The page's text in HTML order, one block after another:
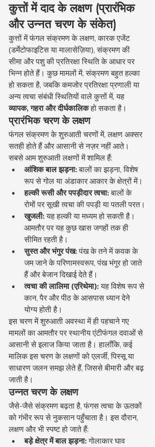
कुत्तों में दाद के लक्षण (प्रारंभिक
और उन्नत चरण के संकेत)
कुत्तों में फंगल संक्रमण के लक्षण, कारक एजेंट
(डर्मेटोफाइटिस या मालासेज़िया), संक्रमण की
सीमा और पशु की प्रतिरक्षा स्थिति के आधार पर
भिन्न होते हैं। कुछ मामलों में, संक्रमण बहुत हल्का
हो सकता है, जबकि कमजोर प्रतिरक्षा प्रणाली या
अन्य त्वचा संबंधी स्थितियों वाले कुत्तों में, यह
व्यापक, गहरा और दीर्घकालिक हो सकता है।
प्रारंभिक चरण के लक्षण
फंगल संक्रमण के शुरुआती चरणों में, लक्षण अक्सर
सतही होते हैं और आसानी से नज़र नहीं आते।
सबसे आम शुरुआती लक्षणों में शामिल हैं:
आंशिक बाल झड़ना: बालों का झड़ना, विशेष
रूप से गोल या अंडाकार आकार के क्षेत्रों में।
हल्की रूसी और पपड़ीदार त्वचा: बालों के
रोमों पर सूखी त्वचा की पपड़ी या पतली परत।
खुजली: यह हल्की या मध्यम हो सकती है।
आमतौर पर यह कुछ खास जगहों तक ही
सीमित रहती है।
सुस्त और भंगुर पंख: पंख के तने में कवक के
जम जाने के परिणामस्वरूप, पंख भंगुर हो जाते
हैं और बेजान दिखाई देते हैं।
त्वचा की लालिमा (एरिथेमा): यह विशेष रूप से
कान, पैर और पीठ के आसपास ध्यान देने
योग्य होती है।
इस चरण में शुरुआती अवस्था में ही पहचाने गए
मामलों का आमतौर पर स्थानीय एंटीफंगल दवाओं से
आसानी से इलाज किया जाता है। हालाँकि, कई
मालिक इस चरण के लक्षणों को एलर्जी, पिस्सू या
साधारण जलन समझ लेते हैं, जिससे बीमारी और बढ़
जाती है।
उन्नत चरण के लक्षण
जैसे-जैसे संक्रमण बढ़ता है, फंगस त्वचा के ऊतकों
को गंभीर रूप से नुकसान पहुँचाता है। इस दौरान,
लक्षण और भी स्पष्ट हो जाते हैं:
बड़े क्षेत्र में बाल झड़ना: गोलाकार घाव